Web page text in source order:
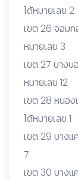
ได้หมายเลข 2
เขต 26 จอม
หมายเลข 3
เขต 27 บางบ
หมายเลข 12
เขต 28 หนอ
ได้หมายเลข 1
เขต 29 บางแ
7
เขต 30 บาง